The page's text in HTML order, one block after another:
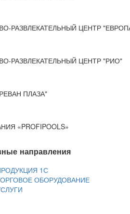
РАЗВЛЕКАТЕЛЬНЫЙ ЦЕНТР
РАЗВЛЕКАТЕЛЬНЫЙ ЦЕНТР "РИО"
ПЛАЗА"
«PROFIPOOLS»
направления
1С
ОБОРУДОВАНИЕ